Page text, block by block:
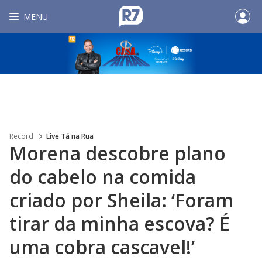
MENU
Record Live Tá na Rua
Morena descobre plano
do cabelo na comida
criado por Sheila: ‘Foram
tirar da minha escova? É
uma cobra cascavel!’